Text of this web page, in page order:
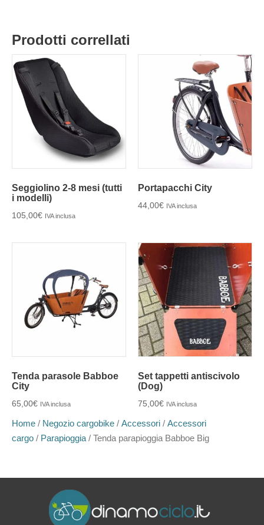
Prodotti correllati
Seggiolino 2-8 mesi (tutti
i modelli)
105,00€ IVA inclusa
Portapacchi City
44,00€ IVA inclusa
Tenda parasole Babboe
City
65,00€ IVA inclusa
Set tappetti antiscivolo
(Dog)
75,00€ IVA inclusa
Home / Negozio cargobike / Accessori / Accessori
cargo / Parapioggia / Tenda parapioggia Babboe Big